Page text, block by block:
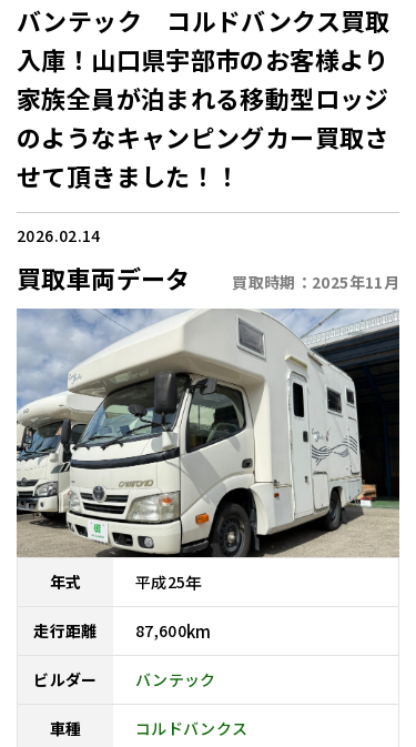
バンテック コルドバンクス買取
入庫！山口県宇部市のお客様より
家族全員が泊まれる移動型ロッジ
のようなキャンピングカー買取さ
せて頂きました！！
2026.02.14
買取車両データ 買取時期： 2025年11月
年式 平成25年
走行距離 87,600km
ビルダー バンテック
車種 コルドバンクス